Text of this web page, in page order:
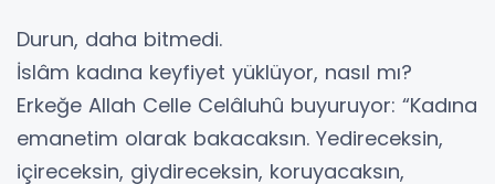
Durun, daha bitmedi.
İslâm kadına keyfiyet yüklüyor, nasıl mı?
Erkeğe Allah Celle Celâluhû buyuruyor: “Kadına
emanetim olarak bakacaksın. Yedireceksin,
içireceksin, giydireceksin, koruyacaksın,